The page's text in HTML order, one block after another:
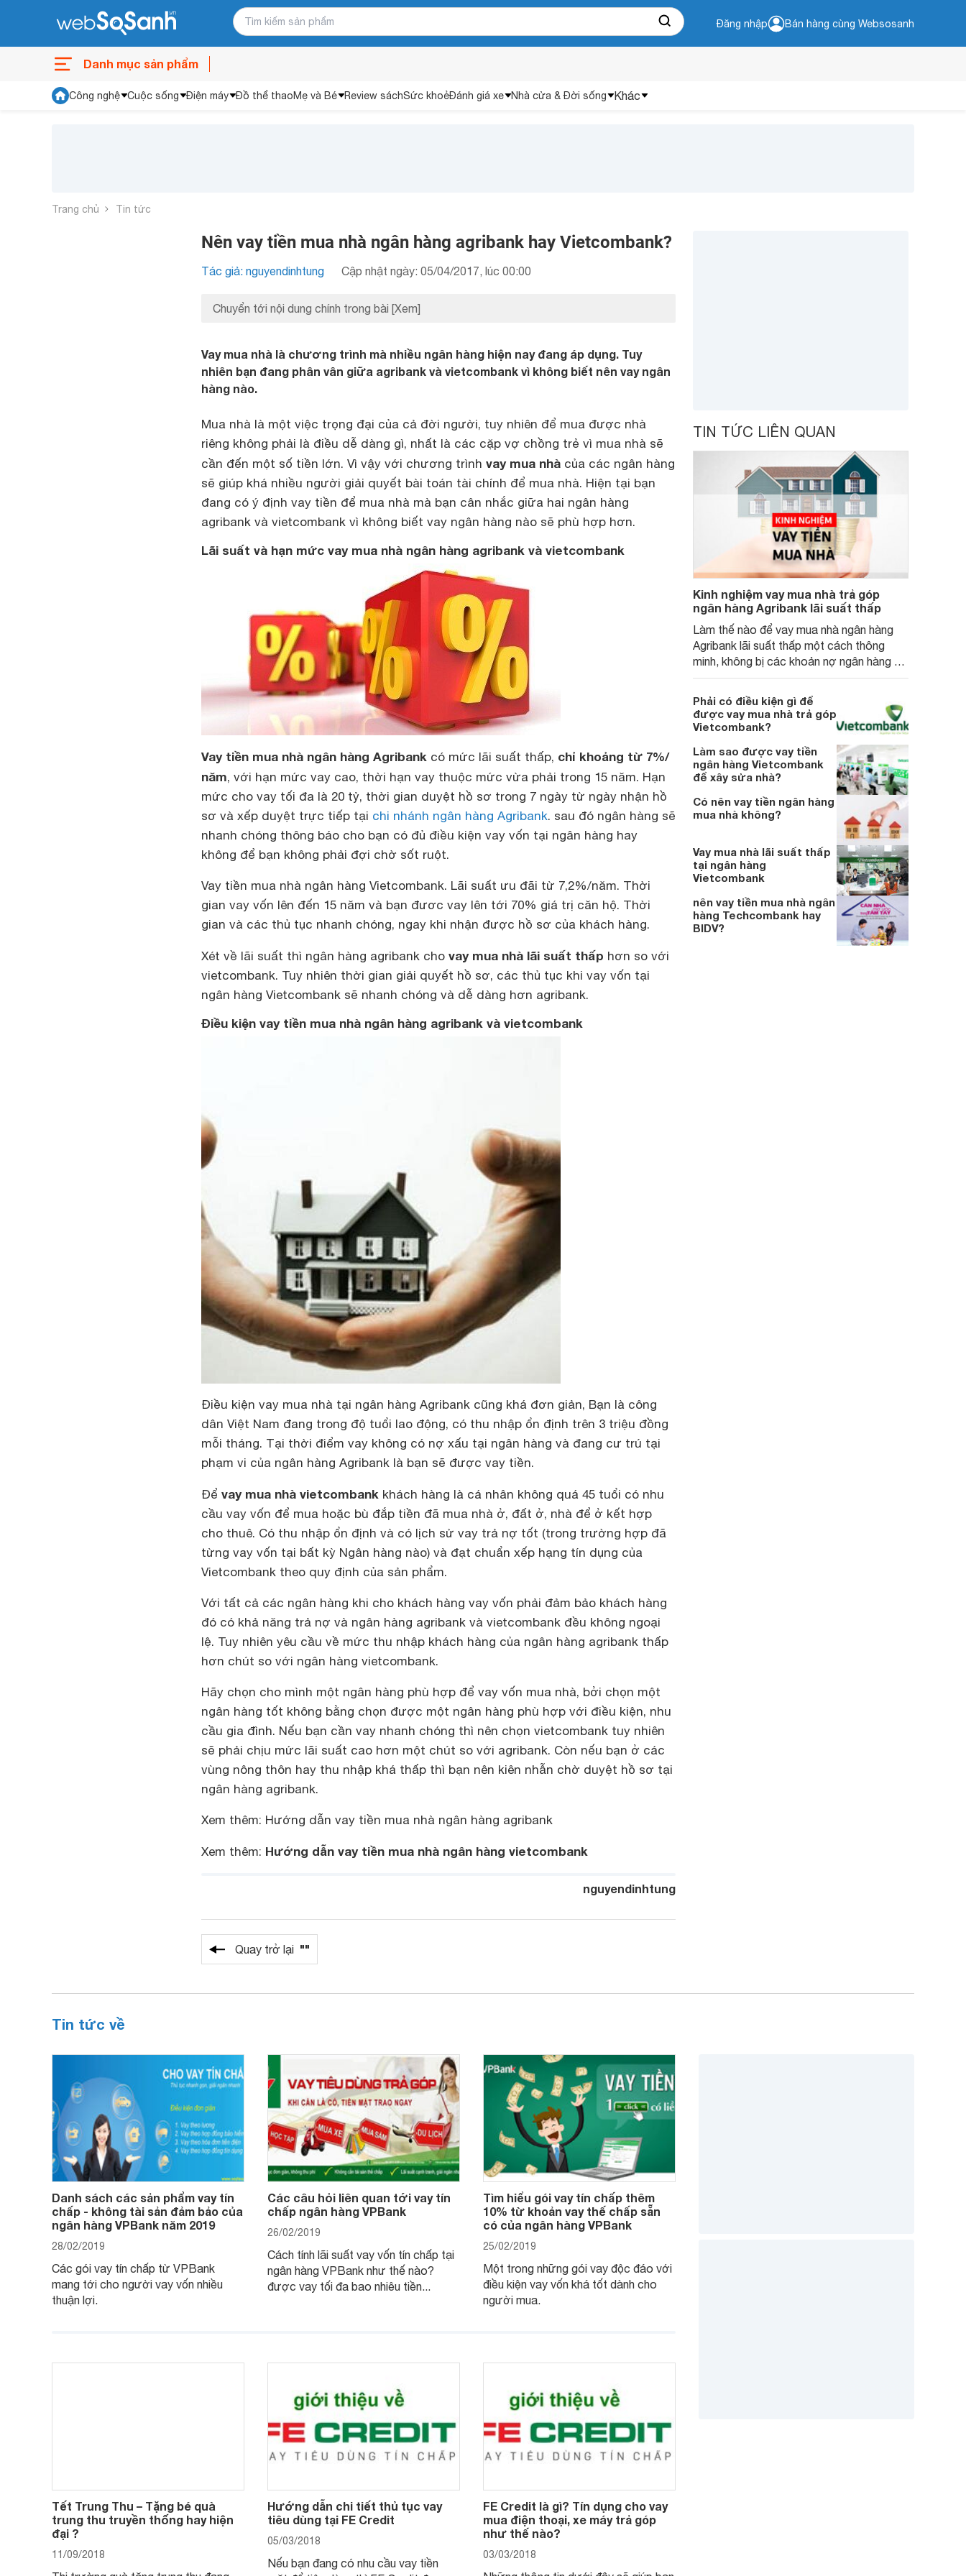
Đăng nhập Bán hàng cùng Websosanh
Danh mục sản phẩm
Công nghệ Cuộc sống Điện máy Đồ thể thaoMẹ và Bé Review sáchSức khoẻĐánh giá xe Nhà cửa & Đời sống Khác
Trang chủ Tin tức
Nên vay tiền mua nhà ngân hàng agribank hay Vietcombank?
Tác giả: nguyendinhtung Cập nhật ngày: 05/04/2017, lúc 00:00
Chuyển tới nội dung chính trong bài [Xem]
Vay mua nhà là chương trình mà nhiều ngân hàng hiện nay đang áp dụng. Tuy
nhiên bạn đang phân vân giữa agribank và vietcombank vì không biết nên vay ngân
hàng nào.
Mua nhà là một việc trọng đại của cả đời người, tuy nhiên để mua được nhà
riêng không phải là điều dễ dàng gì, nhất là các cặp vợ chồng trẻ vì mua nhà sẽ
cần đến một số tiền lớn. Vì vậy với chương trình vay mua nhà của các ngân hàng
sẽ giúp khá nhiều người giải quyết bài toán tài chính để mua nhà. Hiện tại bạn
đang có ý định vay tiền để mua nhà mà bạn cân nhắc giữa hai ngân hàng
agribank và vietcombank vì không biết vay ngân hàng nào sẽ phù hợp hơn.
Lãi suất và hạn mức vay mua nhà ngân hàng agribank và vietcombank
Vay tiền mua nhà ngân hàng Agribank có mức lãi suất thấp, chỉ khoảng từ 7%/
năm, với hạn mức vay cao, thời hạn vay thuộc mức vừa phải trong 15 năm. Hạn
mức cho vay tối đa là 20 tỷ, thời gian duyệt hồ sơ trong 7 ngày từ ngày nhận hồ
sơ và xếp duyệt trực tiếp tại chi nhánh ngân hàng Agribank. sau đó ngân hàng sẽ
nhanh chóng thông báo cho bạn có đủ điều kiện vay vốn tại ngân hàng hay
không để bạn không phải đợi chờ sốt ruột.
Vay tiền mua nhà ngân hàng Vietcombank. Lãi suất ưu đãi từ 7,2%/năm. Thời
gian vay vốn lên đến 15 năm và bạn đươc vay lên tới 70% giá trị căn hộ. Thời
gian và các thủ tục nhanh chóng, ngay khi nhận được hồ sơ của khách hàng.
Xét về lãi suất thì ngân hàng agribank cho vay mua nhà lãi suất thấp hơn so với
vietcombank. Tuy nhiên thời gian giải quyết hồ sơ, các thủ tục khi vay vốn tại
ngân hàng Vietcombank sẽ nhanh chóng và dễ dàng hơn agribank.
Điều kiện vay tiền mua nhà ngân hàng agribank và vietcombank
Điều kiện vay mua nhà tại ngân hàng Agribank cũng khá đơn giản, Bạn là công
dân Việt Nam đang trong độ tuổi lao động, có thu nhập ổn định trên 3 triệu đồng
mỗi tháng. Tại thời điểm vay không có nợ xấu tại ngân hàng và đang cư trú tại
phạm vi của ngân hàng Agribank là bạn sẽ được vay tiền.
Để vay mua nhà vietcombank khách hàng là cá nhân không quá 45 tuổi có nhu
cầu vay vốn để mua hoặc bù đắp tiền đã mua nhà ở, đất ở, nhà để ở kết hợp
cho thuê. Có thu nhập ổn định và có lịch sử vay trả nợ tốt (trong trường hợp đã
từng vay vốn tại bất kỳ Ngân hàng nào) và đạt chuẩn xếp hạng tín dụng của
Vietcombank theo quy định của sản phẩm.
Với tất cả các ngân hàng khi cho khách hàng vay vốn phải đảm bảo khách hàng
đó có khả năng trả nợ và ngân hàng agribank và vietcombank đều không ngoại
lệ. Tuy nhiên yêu cầu về mức thu nhập khách hàng của ngân hàng agribank thấp
hơn chút so với ngân hàng vietcombank.
Hãy chọn cho mình một ngân hàng phù hợp để vay vốn mua nhà, bởi chọn một
ngân hàng tốt không bằng chọn được một ngân hàng phù hợp với điều kiện, nhu
cầu gia đình. Nếu bạn cần vay nhanh chóng thì nên chọn vietcombank tuy nhiên
sẽ phải chịu mức lãi suất cao hơn một chút so với agribank. Còn nếu bạn ở các
vùng nông thôn hay thu nhập khá thấp thì bạn nên kiên nhẫn chờ duyệt hồ sơ tại
ngân hàng agribank.
Xem thêm: Hướng dẫn vay tiền mua nhà ngân hàng agribank
Xem thêm: Hướng dẫn vay tiền mua nhà ngân hàng vietcombank
nguyendinhtung
Quay trở lại ""
TIN TỨC LIÊN QUAN
Kinh nghiệm vay mua nhà trả góp
ngân hàng Agribank lãi suất thấp
Làm thế nào để vay mua nhà ngân hàng
Agribank lãi suất thấp một cách thông
minh, không bị các khoản nợ ngân hàng đè
nặng.
Phải có điều kiện gì để
được vay mua nhà trả góp
Vietcombank?
Làm sao được vay tiền
ngân hàng Vietcombank
để xây sửa nhà?
Có nên vay tiền ngân hàng
mua nhà không?
Vay mua nhà lãi suất thấp
tại ngân hàng
Vietcombank
nên vay tiền mua nhà ngân
hàng Techcombank hay
BIDV?
Tin tức về
Danh sách các sản phẩm vay tín
chấp - không tài sản đảm bảo của
ngân hàng VPBank năm 2019
28/02/2019
Các gói vay tín chấp từ VPBank
mang tới cho người vay vốn nhiều
thuận lợi.
Các câu hỏi liên quan tới vay tín
chấp ngân hàng VPBank
26/02/2019
Cách tính lãi suất vay vốn tín chấp tại
ngân hàng VPBank như thế nào?
được vay tối đa bao nhiêu tiền...
Tìm hiểu gói vay tín chấp thêm
10% từ khoản vay thế chấp sẵn
có của ngân hàng VPBank
25/02/2019
Một trong những gói vay độc đáo với
điều kiện vay vốn khá tốt dành cho
người mua.
Tết Trung Thu – Tặng bé quà
trung thu truyền thống hay hiện
đại ?
11/09/2018
Hướng dẫn chi tiết thủ tục vay
tiêu dùng tại FE Credit
05/03/2018
Nếu bạn đang có nhu cầu vay tiền
FE Credit là gì? Tín dụng cho vay
mua điện thoại, xe máy trả góp
như thế nào?
03/03/2018